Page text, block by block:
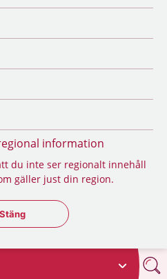
information
du inte ser regionalt innehåll
gäller just din region.
Stäng regionsväljaren
Stäng